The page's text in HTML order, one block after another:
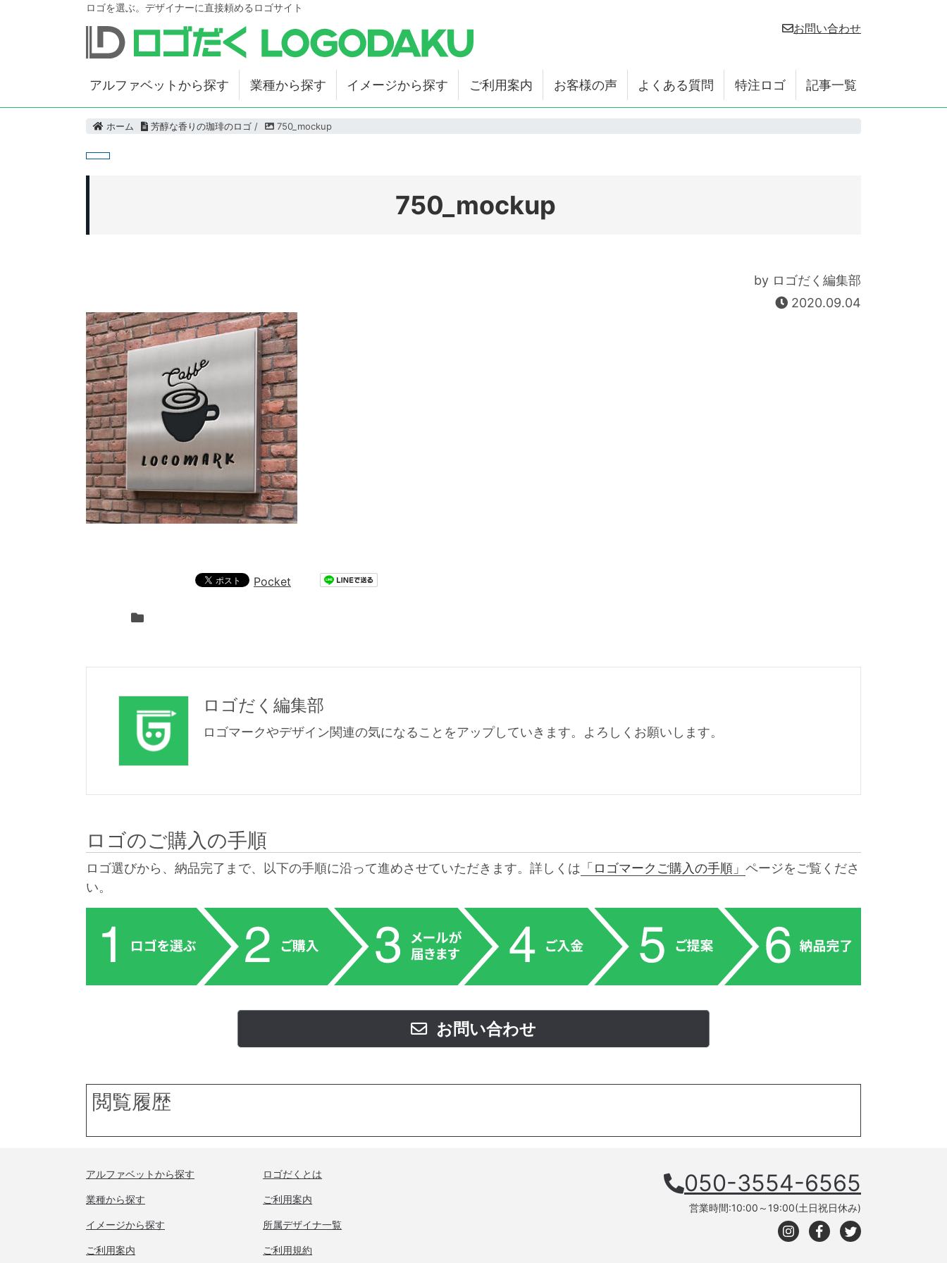
ロゴを選ぶ。デザイナーに直接頼めるロゴサイト
お問い合わせ
アルファベットから探す 業種から探す イメージから探す ご利用案内 お客様の声 よくある質問 特注ロゴ 記事一覧
ホーム 芳醇な香りの珈琲のロゴ / 750_mockup
750_mockup
by ロゴだく編集部
2020.09.04
Pocket
ロゴだく編集部
ロゴマークやデザイン関連の気になることをアップしていきます。よろしくお願いします。
ロゴのご購入の手順
ロゴ選びから、納品完了まで、以下の手順に沿って進めさせていただきます。詳しくは 「ロゴマークご購入の手順」 ページをご覧くださ
い。
お問い合わせ
閲覧履歴
アルファベットから探す
業種から探す
イメージから探す
ご利用案内
ロゴだくとは
ご利用案内
所属デザイナ一覧
ご利用規約
050-3554-6565
営業時間:10:00～19:00(土日祝日休み)